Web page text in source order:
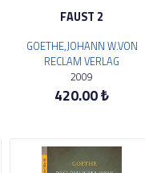
FAUST 2
GOETHE,JOHANN W.VON
RECLAM VERLAG
2009
420.00 ₺